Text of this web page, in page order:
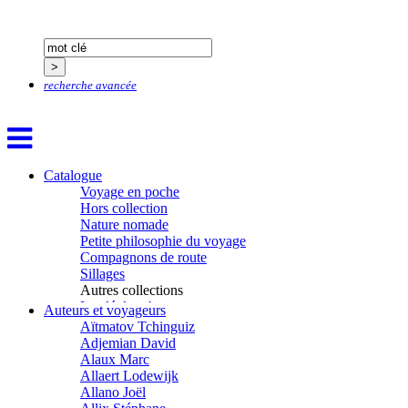
recherche avancée
Catalogue
Voyage en poche
Hors collection
Nature nomade
Petite philosophie du voyage
Compagnons de route
Sillages
Autres collections
La clé des champs
Chemins d’étoiles
Visions
Auteurs et voyageurs
Aïtmatov Tchinguiz
Adjemian David
Alaux Marc
Allaert Lodewijk
Allano Joël